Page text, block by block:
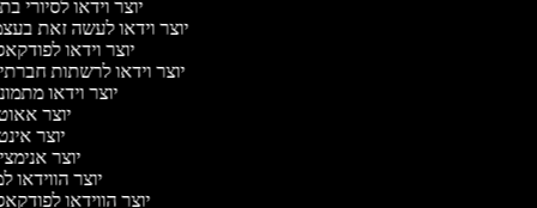
יוצר וידאו לסיורי
יוצר וידאו לעשה זאת
יוצר וידאו
יוצר וידאו לרשתות
יוצר וידאו
יוצר
יוצר
יוצר
יוצר הווידאו
יוצר הווידאו